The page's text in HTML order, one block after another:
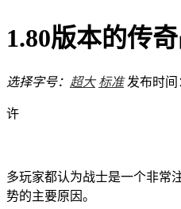
1.80版本的传
选择字号： 超大 标准 发布时间
许
多玩家都认为战士是一个非常
势的主要原因。